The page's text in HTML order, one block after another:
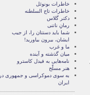
خاطرات بونوئل
خاطرات تاج السلطنه
دکتر گلاس
رمانِ ناتنی
شما بايد دستتان را، از جيب
ايشان، بيرون بياوريد!
ما و غرب
میان گذشته و آینده
نامه‌هایی به فیدل کاسترو
هنر مسلّح
‌به سوی دموکراسی و جمهوری در
ایران